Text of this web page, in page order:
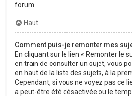
forum.
Haut
Comment puis-je remonter mes
En cliquant sur le lien « Remonter le
en train de consulter un sujet, vous
en haut de la liste des sujets, à la
Cependant, si vous ne voyez pas ce
a peut-être été désactivée ou le